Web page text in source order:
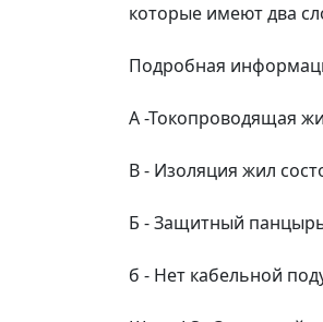
которые имеют два
Подробная
А -Токопроводящая
В - Изоляция жил
Б - Защитный панцырь
б - Нет кабельной